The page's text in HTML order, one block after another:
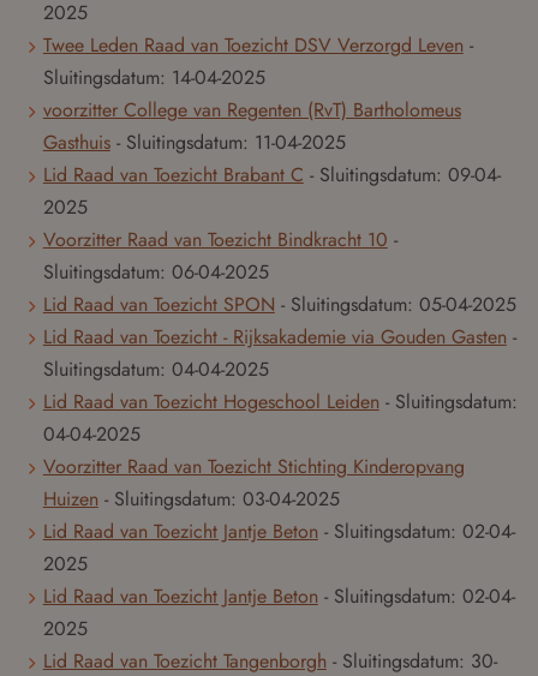
2025
Twee Leden Raad van Toezicht DSV Verzorgd Leven -
Sluitingsdatum: 14-04-2025
voorzitter College van Regenten (RvT) Bartholomeus
Gasthuis - Sluitingsdatum: 11-04-2025
Lid Raad van Toezicht Brabant C - Sluitingsdatum: 09-04-
2025
Voorzitter Raad van Toezicht Bindkracht 10 -
Sluitingsdatum: 06-04-2025
Lid Raad van Toezicht SPON - Sluitingsdatum: 05-04-2025
Lid Raad van Toezicht - Rijksakademie via Gouden Gasten -
Sluitingsdatum: 04-04-2025
Lid Raad van Toezicht Hogeschool Leiden - Sluitingsdatum:
04-04-2025
Voorzitter Raad van Toezicht Stichting Kinderopvang
Huizen - Sluitingsdatum: 03-04-2025
Lid Raad van Toezicht Jantje Beton - Sluitingsdatum: 02-04-
2025
Lid Raad van Toezicht Jantje Beton - Sluitingsdatum: 02-04-
2025
Lid Raad van Toezicht Tangenborgh - Sluitingsdatum: 30-